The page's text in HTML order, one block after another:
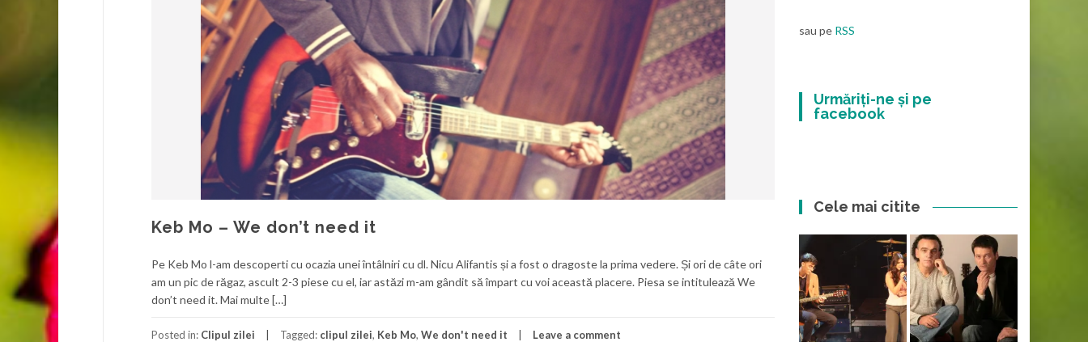
Keb Mo – We don’t need it
Pe Keb Mo l-am descoperti cu ocazia unei întâlniri cu dl. Nicu Alifantis și a fost o dragoste la prima vedere. Și ori de câte ori
am un pic de răgaz, ascult 2-3 piese cu el, iar astăzi m-am gândit să împart cu voi această placere. Piesa se intitulează We
don’t need it. Mai multe […]
Posted in: Clipul zilei Tagged: clipul zilei, Keb Mo, We don't need it Leave a comment
sau pe RSS
Urmăriți-ne și pe
facebook
Cele mai citite